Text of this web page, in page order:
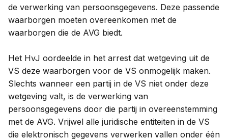
de verwerking van persoonsgegevens. Deze passende
waarborgen moeten overeenkomen met de
waarborgen die de AVG biedt.
Het HvJ oordeelde in het arrest dat wetgeving uit de
VS deze waarborgen voor de VS onmogelijk maken.
Slechts wanneer een partij in de VS niet onder deze
wetgeving valt, is de verwerking van
persoonsgegevens door die partij in overeenstemming
met de AVG. Vrijwel alle juridische entiteiten in de VS
die elektronisch gegevens verwerken vallen onder één